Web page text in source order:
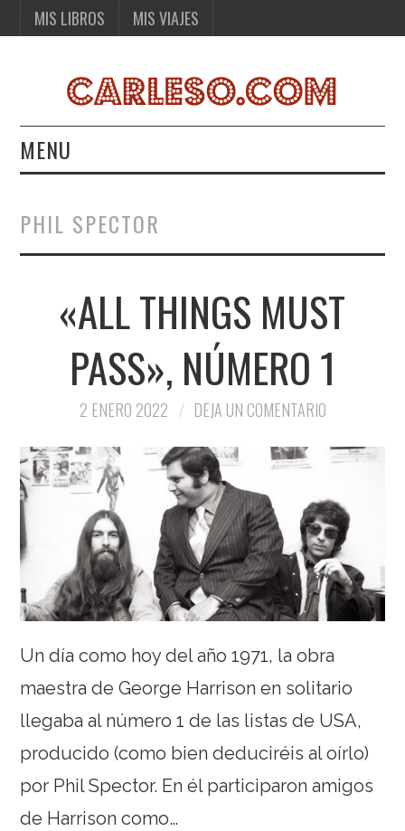
MIS LIBROS MIS VIAJES
MENU
MIS VIAJES
PHIL SPECTOR
«ALL THINGS MUST
PASS», NÚMERO 1
2 ENERO 2022 DEJA UN COMENTARIO
Un día como hoy del año 1971, la obra
maestra de George Harrison en solitario
llegaba al número 1 de las listas de USA,
producido (como bien deduciréis al oírlo)
por Phil Spector. En él participaron amigos
de Harrison como…